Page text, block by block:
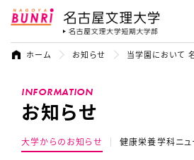
名古屋文理大学
よく検索されているキーワード：
ホーム お知らせ 当学園において
INFORMATION
お知らせ
大学からのお知らせ 健康栄養学科ニュ